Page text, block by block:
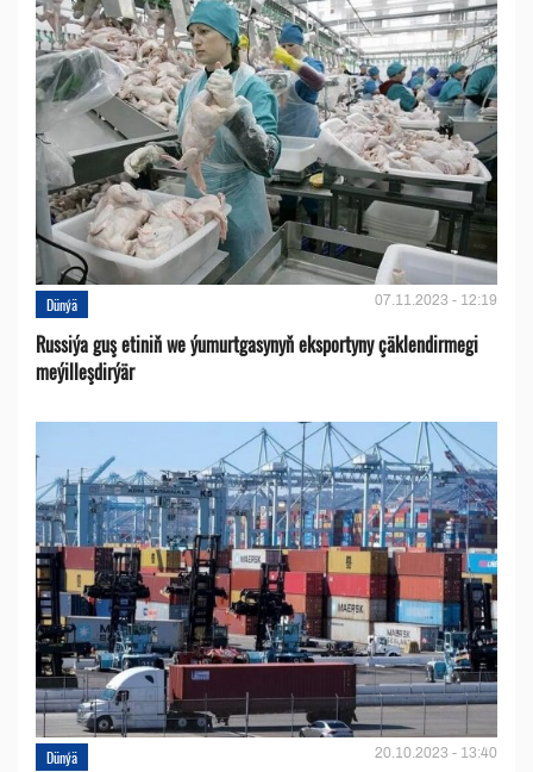
Dünýä 07.11.2023 - 12:19
Russiýa guş etiniň we ýumurtgasynyň eksportyny çäklendirmegi
meýilleşdirýär
Dünýä 20.10.2023 - 13:40